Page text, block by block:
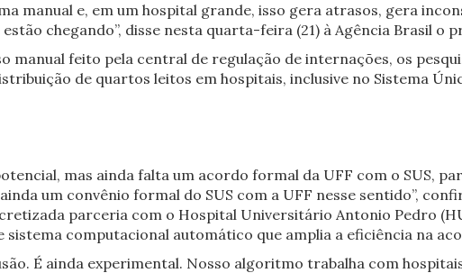
manual e, em um hospital grande, isso gera atrasos, gera
chegando”, disse nesta quarta-feira (21) à Agência Brasil o
manual feito pela central de regulação de internações, os
de quartos leitos em hospitais, inclusive no Sistema
mas ainda falta um acordo formal da UFF com o SUS,
um convênio formal do SUS com a UFF nesse sentido”,
parceria com o Hospital Universitário Antonio Pedro
computacional automático que amplia a eficiência na
É ainda experimental. Nosso algoritmo trabalha com